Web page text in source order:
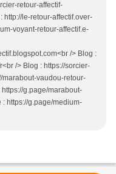
retour-affectif-
http://le-retour-affectif.over-
voyant-retour-affectif.e-
/> Blog :
/> Blog : https://sorcier-
marabout-vaudou-retour-
g.page/marabout-
https://g.page/medium-